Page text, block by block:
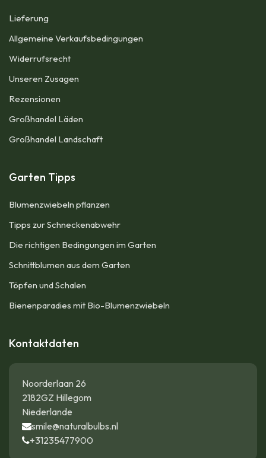
Lieferung
Allgemeine Verkaufsbedingungen​
Widerrufsrecht
Unseren Zusagen
Rezensionen​
Großhandel Läden
Großhandel Landschaft
Garten Tipps
Blumenzwiebeln pflanzen
Tipps zur Schneckenabwehr
Die richtigen Bedingungen im Garten
Schnittblumen aus dem Garten
Töpfen und Schalen
Bienenparadies mit Bio-Blumenzwiebeln
Kontaktdaten
Noorderlaan 26
2182GZ Hillegom
Niederlande
smile@naturalbulbs.nl
+31235477900